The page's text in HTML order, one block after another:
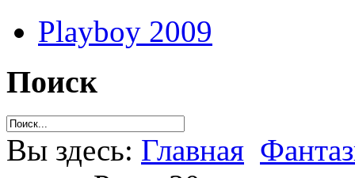
Playboy 2009
Поиск
Вы здесь: Главная